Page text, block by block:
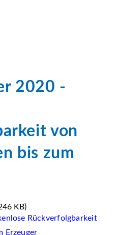
2020 -
von
bis zum
KB)
Rückverfolgbarkeit
Erzeuger